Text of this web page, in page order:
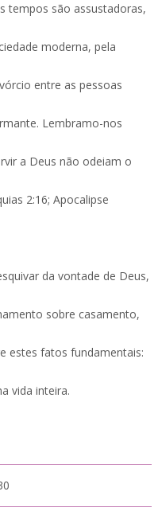
tempos são assustadoras,
moderna, pela
entre as pessoas
Lembramo-nos
a Deus não odeiam o
2:16; Apocalipse
da vontade de Deus,
sobre casamento,
estes fatos fundamentais:
vida inteira.